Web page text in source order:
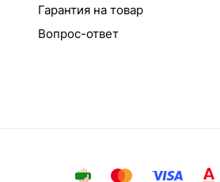
Гарантия на товар
Вопрос-ответ